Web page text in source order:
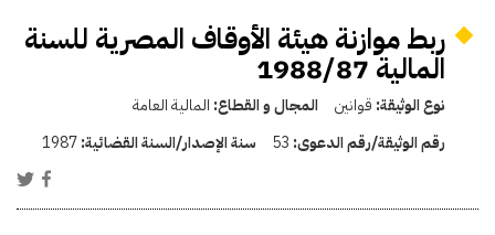
ربط موازنة هيئة الأوقاف المصرية للسنة
المالية 1988/87
نوع الوثيقة: قوانين المجال و القطاع: المالية العامة
رقم الوثيقة/رقم الدعوى: 53 سنة الإصدار/السنة القضائية:1987